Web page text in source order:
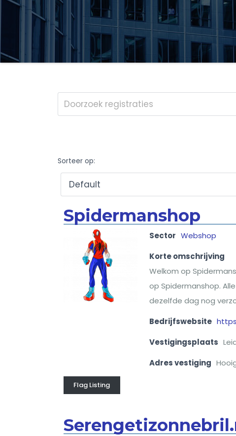
Sorteer op:
Spidermanshop
Sector Webshop
Korte omschrijving
Welkom op
op Spidermanshop.
dezelfde dag nog
Bedrijfswebsite
Vestigingsplaats
Adres vestiging
Flag Listing